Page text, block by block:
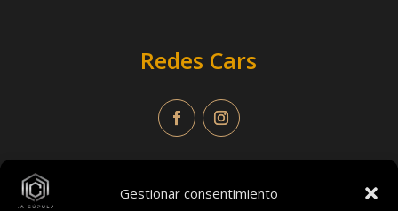
Gestionar consentimiento
Redes Cars